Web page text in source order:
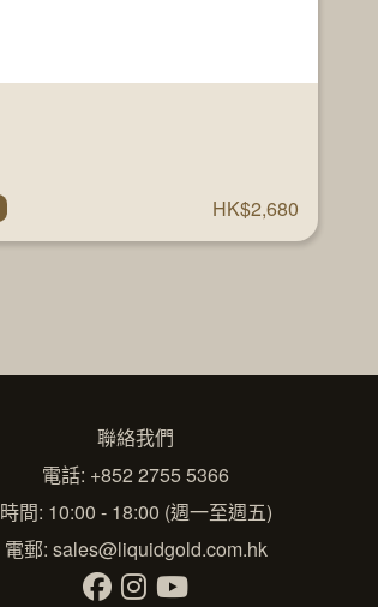
HK$2,680
聯絡我們
電話: +852 2755 5366
時間: 10:00 - 18:00 (週一至週五)
電郵: sales@liquidgold.com.hk